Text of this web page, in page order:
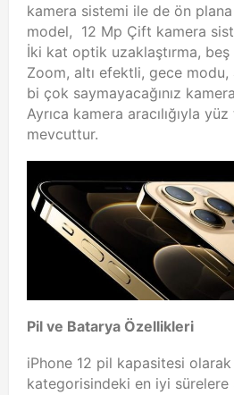
kamera sistemi ile de ön plana
model, 12 Mp Çift kamera
İki kat optik uzaklaştırma,
Zoom, altı efektli, gece modu,
bi çok saymayacağınız
Ayrıca kamera aracılığıyla
mevcuttur.
Pil ve Batarya Özellikleri
iPhone 12 pil kapasitesi
kategorisindeki en iyi sürelere